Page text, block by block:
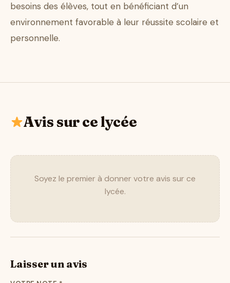
besoins des élèves, tout en bénéficiant d’un
environnement favorable à leur réussite scolaire et
personnelle.
Avis sur ce lycée
Soyez le premier à donner votre avis sur ce
lycée.
Laisser un avis